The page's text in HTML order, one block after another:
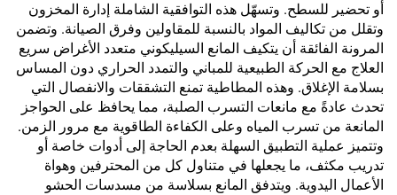
أو تحضير للسطح. وتسهّل هذه التوافقية الشاملة إدارة المخزون
وتقلل من تكاليف المواد بالنسبة للمقاولين وفرق الصيانة. وتضمن
المرونة الفائقة أن يتكيف المانع السيليكوني متعدد الأغراض سريع
العلاج مع الحركة الطبيعية للمباني والتمدد الحراري دون المساس
بسلامة الإغلاق. وهذه المطاطية تمنع التشققات والانفصال التي
تحدث عادةً مع مانعات التسرب الصلبة، مما يحافظ على الحواجز
المانعة من تسرب المياه وعلى الكفاءة الطاقوية مع مرور الزمن.
وتتميز عملية التطبيق السهلة بعدم الحاجة إلى أدوات خاصة أو
تدريب مكثف، ما يجعلها في متناول كل من المحترفين وهواة
الأعمال اليدوية. ويتدفق المانع بسلاسة من مسدسات الحشو